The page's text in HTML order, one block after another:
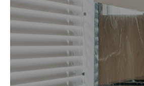
オフィス
店舗
壁
階段
家具